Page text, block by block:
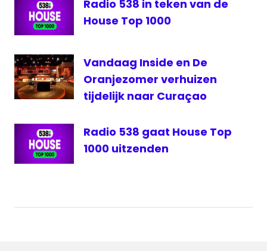
Talpa
Talpa
Talpa
Radio
Telegraaf
TMG
Radio 538 in teken van de
House Top 1000
Vandaag Inside en De
Oranjezomer verhuizen
tijdelijk naar Curaçao
Radio 538 gaat House Top
1000 uitzenden